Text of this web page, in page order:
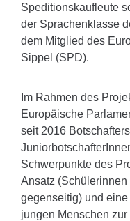
Speditionskaufleute
der Sprachenklasse
dem Mitglied des
Sippel (SPD).
Im Rahmen des
Europäische
seit 2016
Schwerpunkte des
Ansatz
gegenseitig) und
jungen Menschen